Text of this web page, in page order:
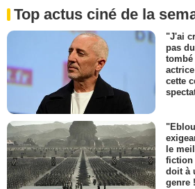
Top actus ciné de la
"J'ai
pas
tombé
cette
le
fiction
doit à
genre !